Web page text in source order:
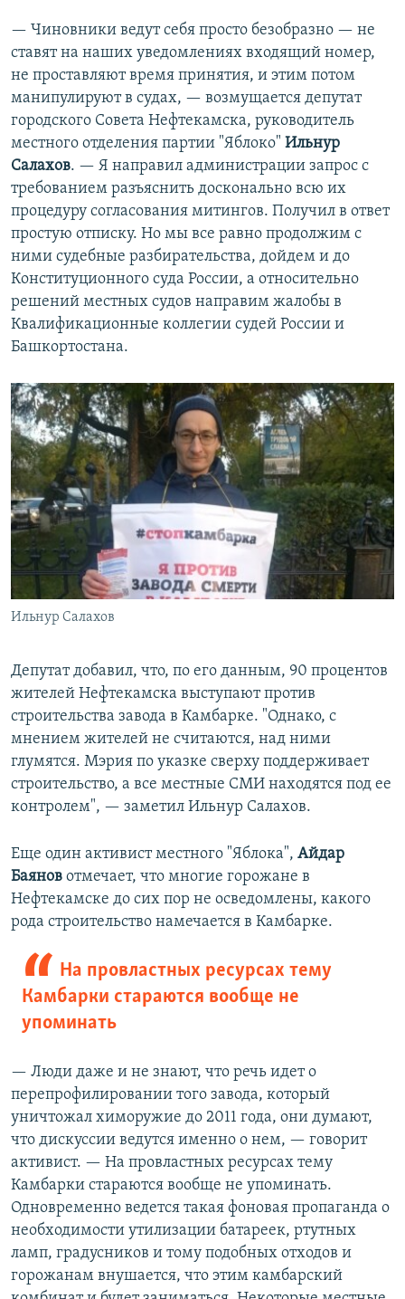
— Чиновники ведут себя просто безобразно — не
ставят на наших уведомлениях входящий номер,
не проставляют время принятия, и этим потом
манипулируют в судах, — возмущается депутат
городского Совета Нефтекамска, руководитель
местного отделения партии "Яблоко" Ильнур
Салахов. — Я направил администрации запрос с
требованием разъяснить досконально всю их
процедуру согласования митингов. Получил в ответ
простую отписку. Но мы все равно продолжим с
ними судебные разбирательства, дойдем и до
Конституционного суда России, а относительно
решений местных судов направим жалобы в
Квалификационные коллегии судей России и
Башкортостана.
Ильнур Салахов
Депутат добавил, что, по его данным, 90 процентов
жителей Нефтекамска выступают против
строительства завода в Камбарке. "Однако, с
мнением жителей не считаются, над ними
глумятся. Мэрия по указке сверху поддерживает
строительство, а все местные СМИ находятся под ее
контролем", — заметил Ильнур Салахов.
Еще один активист местного "Яблока", Айдар
Баянов отмечает, что многие горожане в
Нефтекамске до сих пор не осведомлены, какого
рода строительство намечается в Камбарке.
На провластных ресурсах тему
Камбарки стараются вообще не
упоминать
— Люди даже и не знают, что речь идет о
перепрофилировании того завода, который
уничтожал химоружие до 2011 года, они думают,
что дискуссии ведутся именно о нем, — говорит
активист. — На провластных ресурсах тему
Камбарки стараются вообще не упоминать.
Одновременно ведется такая фоновая пропаганда о
необходимости утилизации батареек, ртутных
ламп, градусников и тому подобных отходов и
горожанам внушается, что этим камбарский